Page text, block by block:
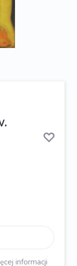
informacji